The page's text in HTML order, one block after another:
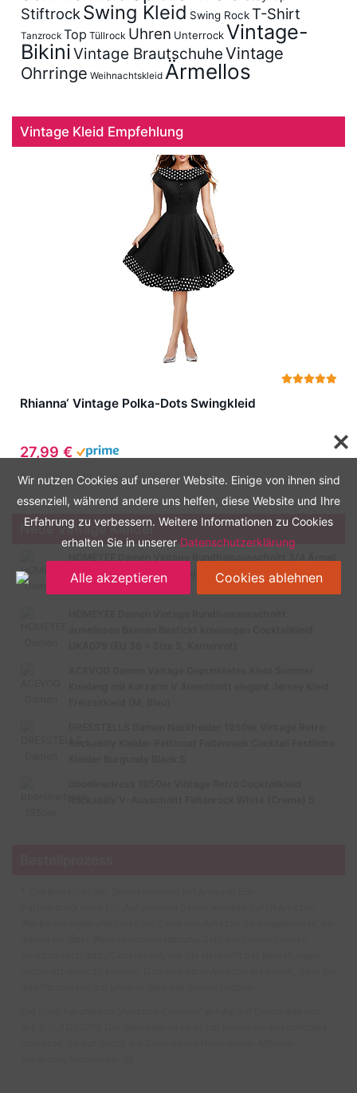
Stiftrock Swing Kleid Swing RockT-Shirt
Tanzrock Top Tüllrock Uhren UnterrockVintage-
BikiniVintage BrautschuheVintage
Ohrringe Weihnachtskleid Ärmellos
Vintage Kleid Empfehlung
Rhianna‘ Vintage Polka-Dots Swingkleid
27,99 €
Zuletzt aktualisiert am: August 8, 2026 5:00 p.m.
Neue Vintage Kleider
Retro Knielanges Cocktailkleid A135 (EU 40 = Size L,
Wir nutzen Cookies auf unserer Website. Einige von ihnen sind
essenziell, während andere uns helfen, diese Website und Ihre
Erfahrung zu verbessern. Weitere Informationen zu Cookies
erhalten Sie in unserer Datenschutzerklärung
Alle akzeptieren Cookies ablehnen